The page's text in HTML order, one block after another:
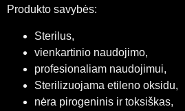
Produkto savybės:
Sterilus,
vienkartinio naudojimo,
profesionaliam naudojimui,
Sterilizuojama etileno oksidu,
nėra pirogeninis ir toksiškas,